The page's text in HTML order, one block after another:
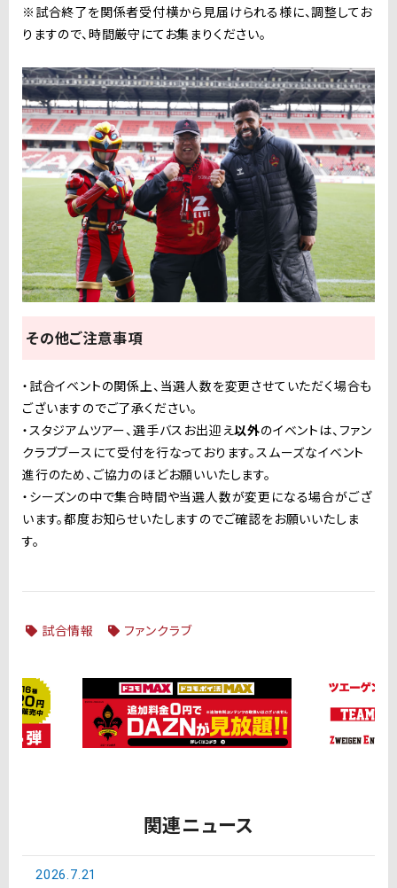
※試合終了を関係者受付横から見届けられる様に、調整してお
りますので、時間厳守にてお集まりください。
その他ご注意事項
・試合イベントの関係上、当選人数を変更させていただく場合も
ございますのでご了承ください。
・スタジアムツアー、選手バスお出迎え以外のイベントは、ファン
クラブブースにて受付を行なっております。スムーズなイベント
進行のため、ご協力のほどお願いいたします。
・シーズンの中で集合時間や当選人数が変更になる場合がござ
います。都度お知らせいたしますのでご確認をお願いいたしま
す。
試合情報 ファンクラブ
関連ニュース
2026.7.21